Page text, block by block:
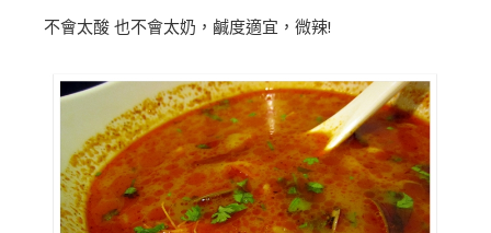
不會太酸 也不會太奶，鹹度適宜，微辣!